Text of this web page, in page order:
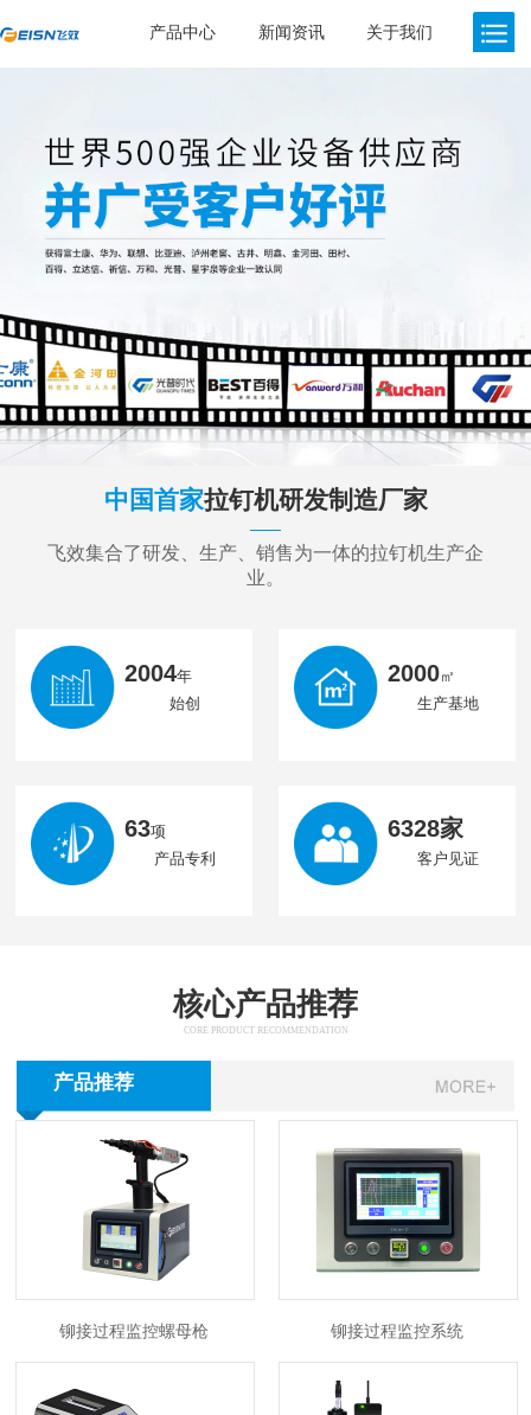
产品中心 新闻资讯 关于我们
中国首家拉钉机研发制造厂家
飞效集合了研发、生产、销售为一体的拉钉机生产企
业。
2004年
始创
2000㎡
生产基地
63项
产品专利
6328家
客户见证
核心产品推荐
CORE PRODUCT RECOMMENDATION
产品推荐
铆接过程监控螺母枪 铆接过程监控系统